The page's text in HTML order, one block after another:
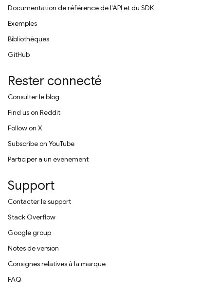
Documentation de référence de l'API et du SDK
Exemples
Bibliothèques
GitHub
Rester connecté
Consulter le blog
Find us on Reddit
Follow on X
Subscribe on YouTube
Participer à un événement
Support
Contacter le support
Stack Overflow
Google group
Notes de version
Consignes relatives à la marque
FAQ